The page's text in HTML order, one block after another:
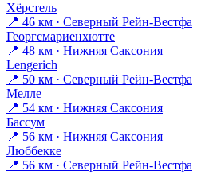
Хёрстель
📍 46 км · Северный Рейн-Вестфа
Георгсмариенхютте
📍 48 км · Нижняя Саксония
Lengerich
📍 50 км · Северный Рейн-Вестфа
Мелле
📍 54 км · Нижняя Саксония
Бассум
📍 56 км · Нижняя Саксония
Люббекке
📍 56 км · Северный Рейн-Вестфа